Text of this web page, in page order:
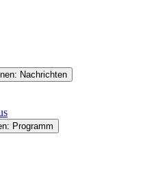
Nachrichten
Programm